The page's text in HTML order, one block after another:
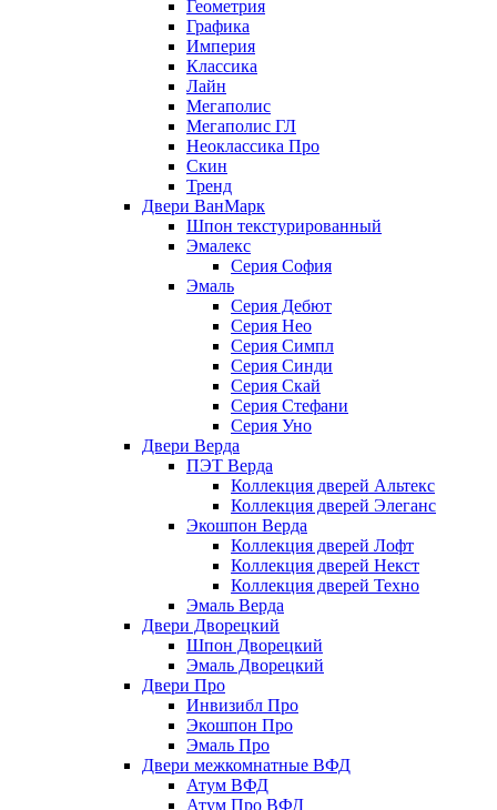
Геометрия
Графика
Империя
Классика
Лайн
Мегаполис
Мегаполис ГЛ
Неоклассика Про
Скин
Тренд
Двери ВанМарк
Шпон текстурированный
Эмалекс
Серия София
Эмаль
Серия Дебют
Серия Нео
Серия Симпл
Серия Синди
Серия Скай
Серия Стефани
Серия Уно
Двери Верда
ПЭТ Верда
Коллекция дверей Альтекс
Коллекция дверей Элеганс
Экошпон Верда
Коллекция дверей Лофт
Коллекция дверей Некст
Коллекция дверей Техно
Эмаль Верда
Двери Дворецкий
Шпон Дворецкий
Эмаль Дворецкий
Двери Про
Инвизибл Про
Экошпон Про
Эмаль Про
Двери межкомнатные ВФД
Атум ВФД
Атум Про ВФД